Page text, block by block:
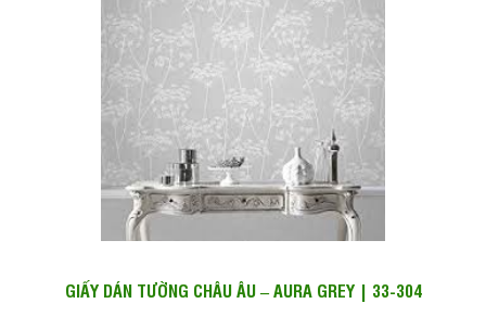
GIẤY DÁN TƯỜNG CHÂU ÂU – AURA GREY | 33-304